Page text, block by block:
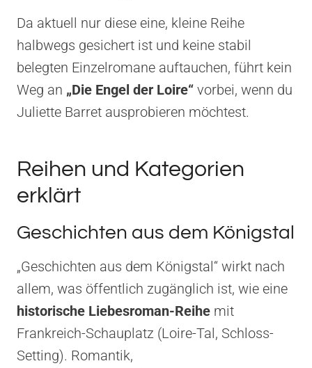
Da aktuell nur diese eine, kleine Reihe
halbwegs gesichert ist und keine stabil
belegten Einzelromane auftauchen, führt kein
Weg an „Die Engel der Loire“ vorbei, wenn du
Juliette Barret ausprobieren möchtest.
Reihen und Kategorien
erklärt
Geschichten aus dem Königstal
„Geschichten aus dem Königstal“ wirkt nach
allem, was öffentlich zugänglich ist, wie eine
historische Liebesroman-Reihe mit
Frankreich-Schauplatz (Loire-Tal, Schloss-
Setting). Romantik,